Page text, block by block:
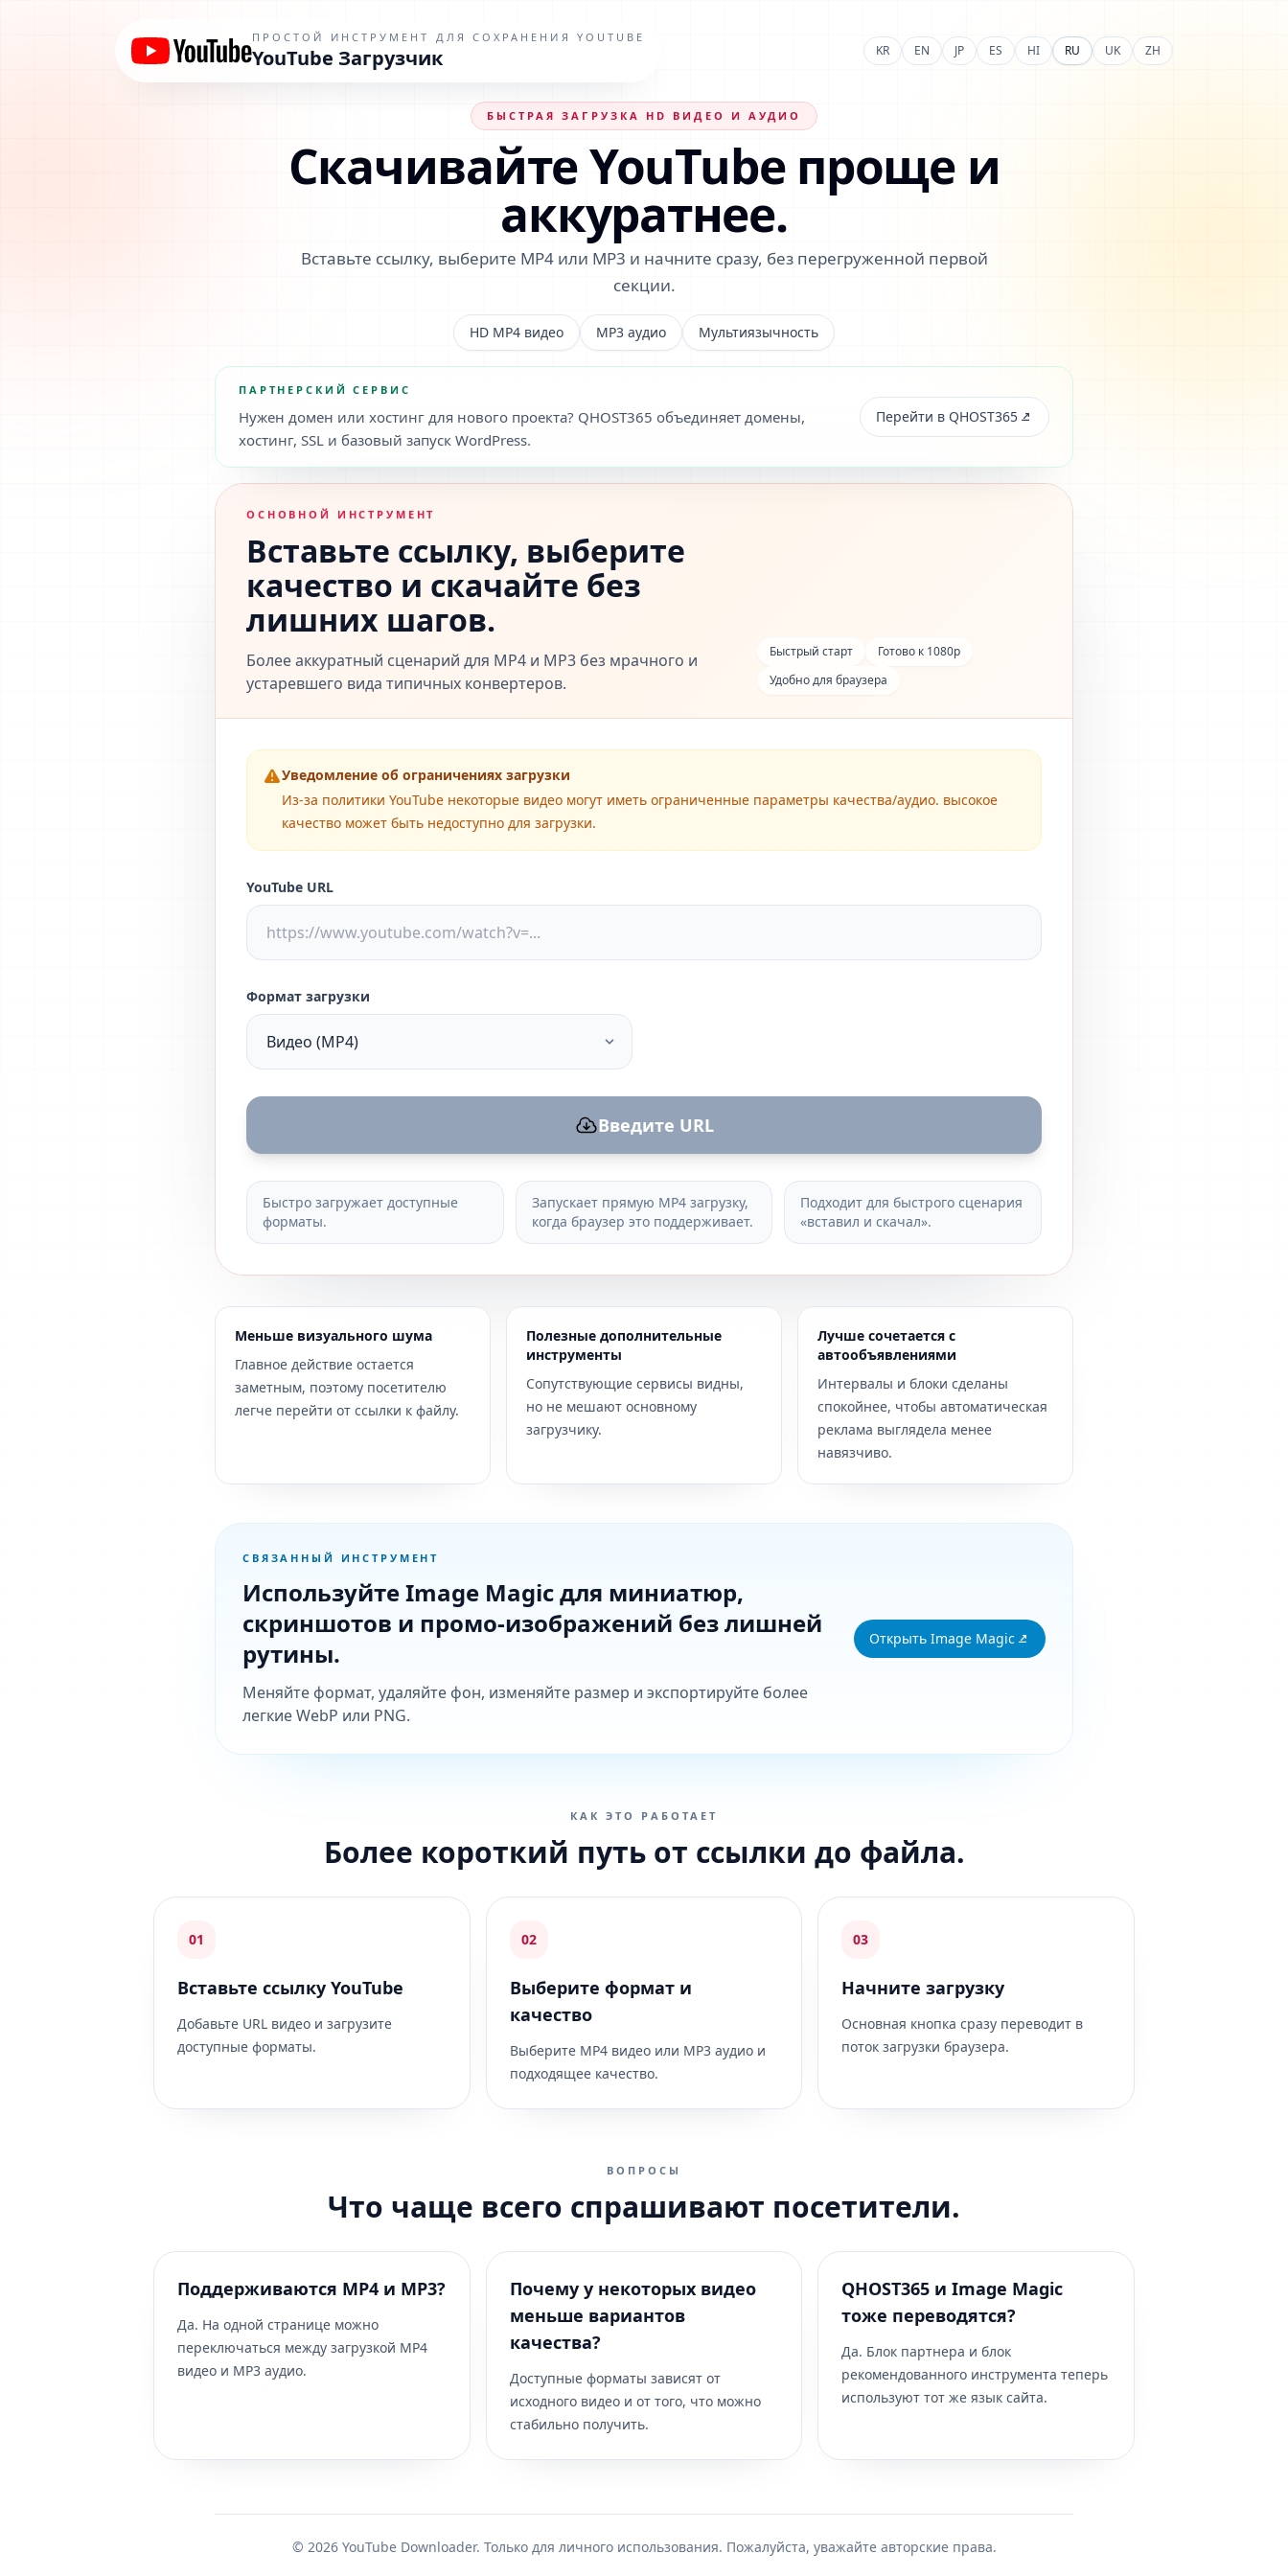
ПРОСТОЙ ИНСТРУМЕНТ ДЛЯ СОХРАНЕНИЯ YOUTUBE
YouTube Загрузчик KR EN JP ES HI RU UK ZH
БЫСТРАЯ ЗАГРУЗКА HD ВИДЕО И АУДИО
Скачивайте YouTube проще и
аккуратнее.
Вставьте ссылку, выберите MP4 или MP3 и начните сразу, без перегруженной первой
секции.
HD MP4 видео MP3 аудио Мультиязычность
ПАРТНЕРСКИЙ СЕРВИС
Нужен домен или хостинг для нового проекта? QHOST365 объединяет домены,
хостинг, SSL и базовый запуск WordPress.
Перейти в QHOST365
ОСНОВНОЙ ИНСТРУМЕНТ
Вставьте ссылку, выберите
качество и скачайте без
лишних шагов.
Более аккуратный сценарий для MP4 и MP3 без мрачного и
устаревшего вида типичных конвертеров.
Быстрый старт
Готово к 1080p
Удобно для браузера
Уведомление об ограничениях загрузки
Из-за политики YouTube некоторые видео могут иметь ограниченные параметры качества/аудио. высокое
качество может быть недоступно для загрузки.
YouTube URL
Формат загрузки
Введите URL
Быстро загружает доступные
форматы.
Запускает прямую MP4 загрузку,
когда браузер это поддерживает.
Подходит для быстрого сценария
«вставил и скачал».
Меньше визуального шума
Главное действие остается
заметным, поэтому посетителю
легче перейти от ссылки к файлу.
Полезные дополнительные
инструменты
Сопутствующие сервисы видны,
но не мешают основному
загрузчику.
Лучше сочетается с
автообъявлениями
Интервалы и блоки сделаны
спокойнее, чтобы автоматическая
реклама выглядела менее
навязчиво.
СВЯЗАННЫЙ ИНСТРУМЕНТ
Используйте Image Magic для миниатюр,
скриншотов и промо-изображений без лишней
рутины.
Меняйте формат, удаляйте фон, изменяйте размер и экспортируйте более
легкие WebP или PNG.
Открыть Image Magic
КАК ЭТО РАБОТАЕТ
Более короткий путь от ссылки до файла.
01
Вставьте ссылку YouTube
Добавьте URL видео и загрузите
доступные форматы.
02
Выберите формат и
качество
Выберите MP4 видео или MP3 аудио и
подходящее качество.
03
Начните загрузку
Основная кнопка сразу переводит в
поток загрузки браузера.
ВОПРОСЫ
Что чаще всего спрашивают посетители.
Поддерживаются MP4 и MP3?
Да. На одной странице можно
переключаться между загрузкой MP4
видео и MP3 аудио.
Почему у некоторых видео
меньше вариантов
качества?
Доступные форматы зависят от
исходного видео и от того, что можно
стабильно получить.
QHOST365 и Image Magic
тоже переводятся?
Да. Блок партнера и блок
рекомендованного инструмента теперь
используют тот же язык сайта.
© 2026 YouTube Downloader. Только для личного использования. Пожалуйста, уважайте авторские права.